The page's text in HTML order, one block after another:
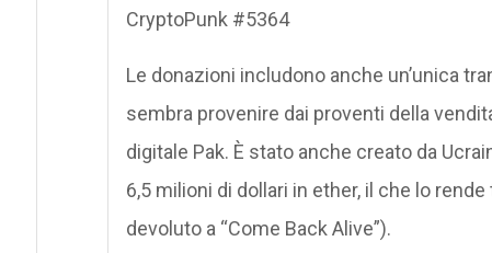
CryptoPunk #5364
Le donazioni includono anche un’unica
sembra provenire dai proventi della
digitale Pak. È stato anche creato da
6,5 milioni di dollari in ether, il che lo
devoluto a “Come Back Alive”).